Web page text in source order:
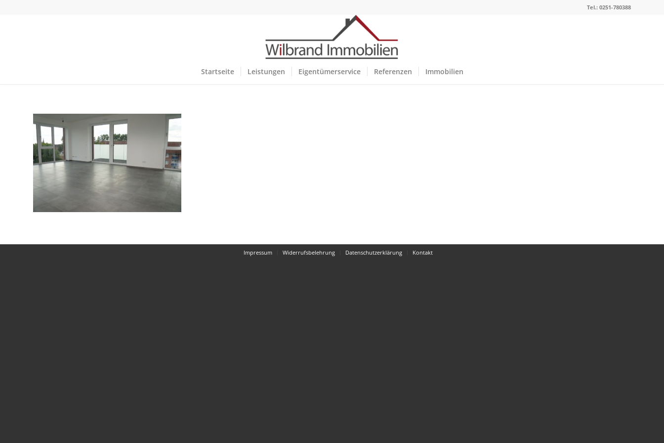
Tel.: 0251-780388
Startseite Leistungen Eigentümerservice Referenzen Immobilien
Impressum Widerrufsbelehrung Datenschutzerklärung Kontakt